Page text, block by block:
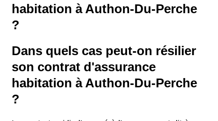
habitation à Authon-Du-Perche
?
Dans quels cas peut-on résilier
son contrat d'assurance
habitation à Authon-Du-Perche
?